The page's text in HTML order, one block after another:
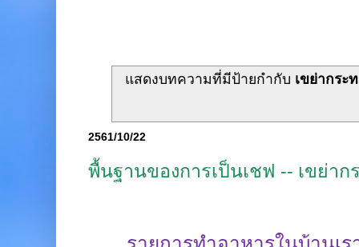
แสดงบทความที่มีป้ายกำกับ เขย่ากระ
2561/10/22
พื้นฐานของการเป็นเชฟ -- เขย่าก